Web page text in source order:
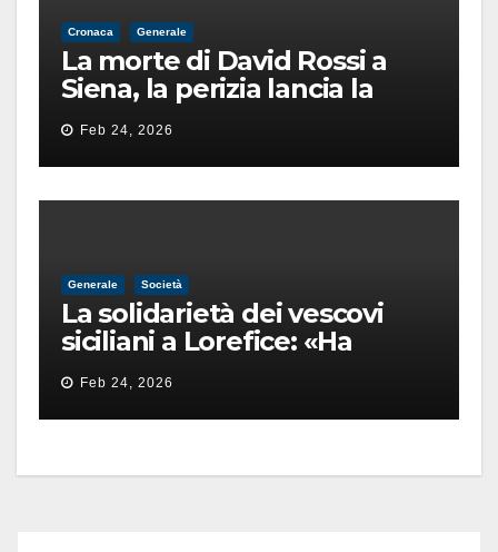
Cronaca Generale
La morte di David Rossi a
Siena, la perizia lancia la
pista di un’intimidazione
finita male
Feb 24, 2026
Generale Società
La solidarietà dei vescovi
siciliani a Lorefice: «Ha
difeso il valore e la dignità
dell’umanità»
Feb 24, 2026